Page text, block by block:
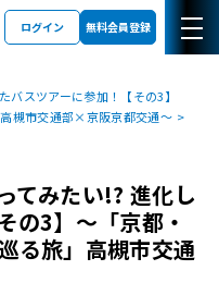
ログイン 無料会員登録
バスツアーに参加！【その3】
槻市交通部×京阪京都交通～
てみたい!? 進化し
の3】～「京都・
る旅」高槻市交通